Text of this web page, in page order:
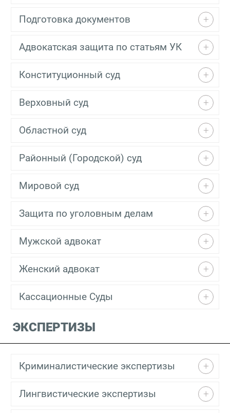
Подготовка документов
Адвокатская защита по статьям УК
Конституционный суд
Верховный суд
Областной суд
Районный (Городской) суд
Мировой суд
Защита по уголовным делам
Мужской адвокат
Женский адвокат
Кассационные Суды
ЭКСПЕРТИЗЫ
Криминалистические экспертизы
Лингвистические экспертизы